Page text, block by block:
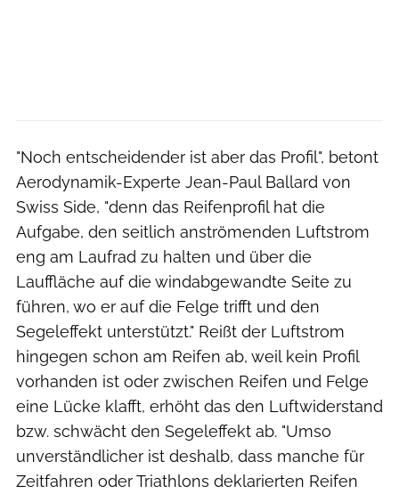
"Noch entscheidender ist aber das Profil", betont
Aerodynamik-Experte Jean-Paul Ballard von
Swiss Side, "denn das Reifenprofil hat die
Aufgabe, den seitlich anströmenden Luftstrom
eng am Laufrad zu halten und über die
Lauffläche auf die windabgewandte Seite zu
führen, wo er auf die Felge trifft und den
Segeleffekt unterstützt." Reißt der Luftstrom
hingegen schon am Reifen ab, weil kein Profil
vorhanden ist oder zwischen Reifen und Felge
eine Lücke klafft, erhöht das den Luftwiderstand
bzw. schwächt den Segeleffekt ab. "Umso
unverständlicher ist deshalb, dass manche für
Zeitfahren oder Triathlons deklarierten Reifen